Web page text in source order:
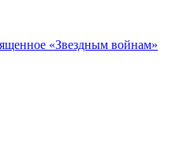
«Звездным войнам»